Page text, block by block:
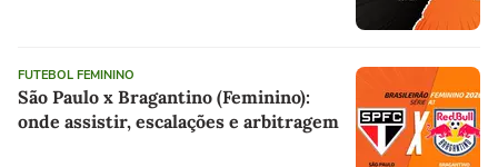
FUTEBOL FEMININO
São Paulo x Bragantino (Feminino):
onde assistir, escalações e arbitragem